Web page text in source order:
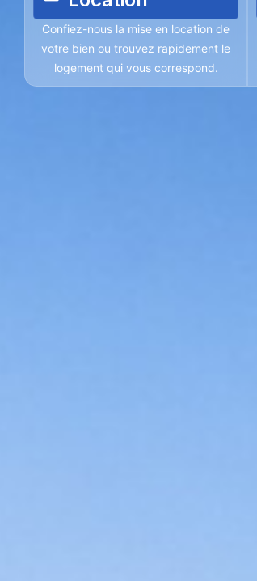
Confiez-nous la mise en location de
votre bien ou trouvez rapidement le
logement qui vous correspond.